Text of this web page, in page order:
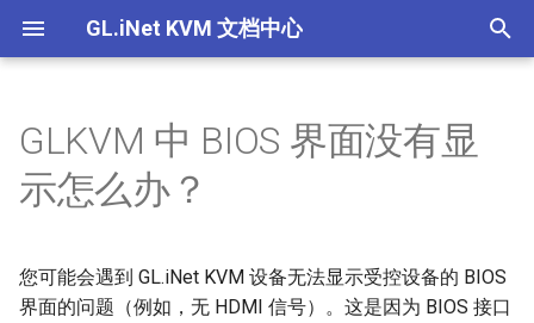
GL.iNet KVM 文档中心
e
o
Comet (GL-RM1) V1/V2 产品概述
控制页面介绍
产品概述
控制页面介绍
Comet Pro (GL-RM10)
产品概述
控制页面介绍
产品概述
控制页面介绍
GL.iNet KVM的功能
关于 GL.iNet KVM 的常见问题
GL.iNet KVM可以控制哪些设
备？我需要安装任何软件才能
如何访问连接到GL.iNet KVM
的受控设备？
如何通过浏览器本地访问受控
设备
设备
为什么连接了电源线，设备没
有开机？
时出现隐私错误
如果在 GLKVM 应用程序中找
不到设备，我该怎么办？
问时连接失败
笔记本
为什么即使连接了所有的线，
我也无法控制鼠标？
光标覆盖问题？
如果我听不到来自受控设备的
音频，该怎么办？
设置EDID
使用 U-Boot 为 KVM 设备救
砖
GLKVM 中 BIOS 界面没有显
示怎么办？
您可能会遇到 GL.iNet KVM 设备无法显示受控设备的 BIOS
界面的问题（例如，无 HDMI 信号）。这是因为 BIOS 接口